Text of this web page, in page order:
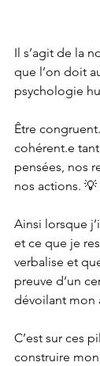
Il s’agit de la
que l’on doit
psychologie
Être
cohérent.e
pensées, nos
nos actions. 💡
Ainsi lorsque
et ce que je
verbalise et
preuve d’un
dévoilant
C’est sur ces
construire